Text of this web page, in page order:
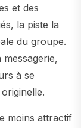
et des
la piste la
du groupe.
à se
moins attractif